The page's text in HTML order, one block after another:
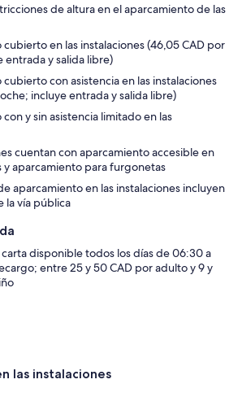
de altura en el aparcamiento de las
en las instalaciones (46,05 CAD por
entrada y salida libre)
con asistencia en las instalaciones
incluye entrada y salida libre)
y sin asistencia limitado en las
cuentan con aparcamiento accesible en
y aparcamiento para furgonetas
aparcamiento en las instalaciones incluyen
la vía pública
carta disponible todos los días de 06:30 a
entre 25 y 50 CAD por adulto y 9 y
las instalaciones